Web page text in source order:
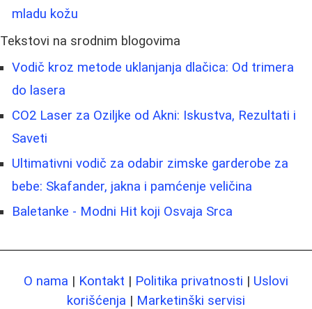
mladu kožu
Tekstovi na srodnim blogovima
Vodič kroz metode uklanjanja dlačica: Od trimera
do lasera
CO2 Laser za Oziljke od Akni: Iskustva, Rezultati i
Saveti
Ultimativni vodič za odabir zimske garderobe za
bebe: Skafander, jakna i pamćenje veličina
Baletanke - Modni Hit koji Osvaja Srca
O nama | Kontakt | Politika privatnosti | Uslovi
korišćenja | Marketinški servisi